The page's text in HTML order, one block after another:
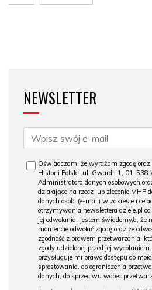
NEWSLETTER
Oświadczam, że wyrażam zgodę
Historii Polski, ul. Gwardii 1, 01-538
Administratora danych osobowych
działające na rzecz lub zlecenie MHP
danych osob. (e-mail) w zakresie i
otrzymywania newslettera dzieje.pl
jej odwołania. Jestem świadomy/a,
momencie odwołać zgodę oraz że
zgodność z prawem przetwarzania,
zgody udzielonej przed jej
przysługuje mi prawo dostępu do
sprostowania, do ograniczenia
danych, do sprzeciwu wobec